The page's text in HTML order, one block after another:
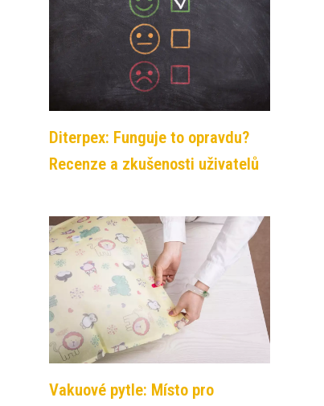
Diterpex: Funguje to opravdu?
Recenze a zkušenosti uživatelů
Vakuové pytle: Místo pro